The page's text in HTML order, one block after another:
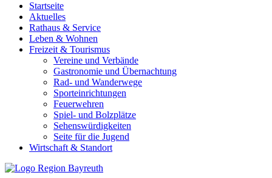
Startseite
Aktuelles
Rathaus & Service
Leben & Wohnen
Freizeit & Tourismus
Vereine und Verbände
Gastronomie und Übernachtung
Rad- und Wanderwege
Sporteinrichtungen
Feuerwehren
Spiel- und Bolzplätze
Sehenswürdigkeiten
Seite für die Jugend
Wirtschaft & Standort